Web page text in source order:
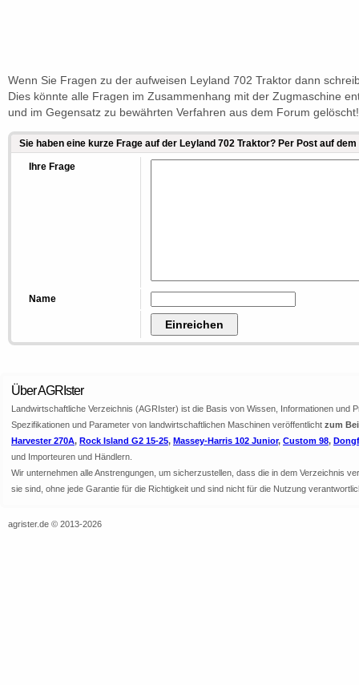
Wenn Sie Fragen zu der aufweisen Leyland 702 Traktor dann
Dies könnte alle Fragen im Zusammenhang mit der Zugmaschine
und im Gegensatz zu bewährten Verfahren aus dem Forum gelöscht!
Sie haben eine kurze Frage auf der Leyland 702 Traktor? Per Post auf
Ihre Frage
Name
Über AGRIster
Landwirtschaftliche Verzeichnis (AGRIster) ist die Basis von Wissen, Informationen
Spezifikationen und Parameter von landwirtschaftlichen Maschinen veröffentlicht zum
Harvester 270A, Rock Island G2 15-25, Massey-Harris 102 Junior, Custom 98,
und Importeuren und Händlern.
Wir unternehmen alle Anstrengungen, um sicherzustellen, dass die in dem Verzeichnis
sie sind, ohne jede Garantie für die Richtigkeit und sind nicht für die Nutzung
agrister.de © 2013-2026